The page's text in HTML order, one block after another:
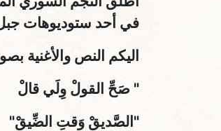
في أحد ستوديوهات
اليكم النص والأغنية
" صَحِّ القولْ وِلَي قالْ
"الصَّديقْ وَقتِ الضِّيقْ"